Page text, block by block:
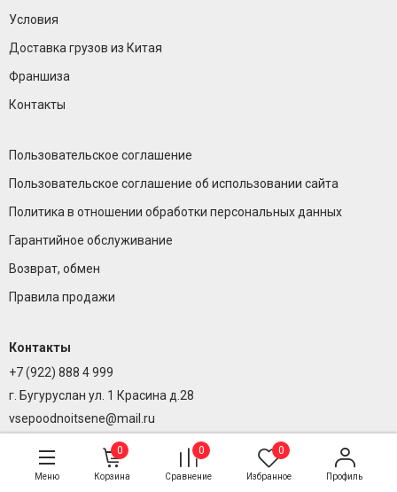
Условия
Доставка грузов из Китая
Франшиза
Контакты
Пользовательское соглашение
Пользовательское соглашение об использовании сайта
Политика в отношении обработки персональных данных
Гарантийное обслуживание
Возврат, обмен
Правила продажи
Контакты
+7 (922) 888 4 999
г. Бугуруслан ул. 1 Красина д.28
vsepoodnoitsene@mail.ru
Меню
0
Корзина
0
Сравнение
0
Избранное Профиль